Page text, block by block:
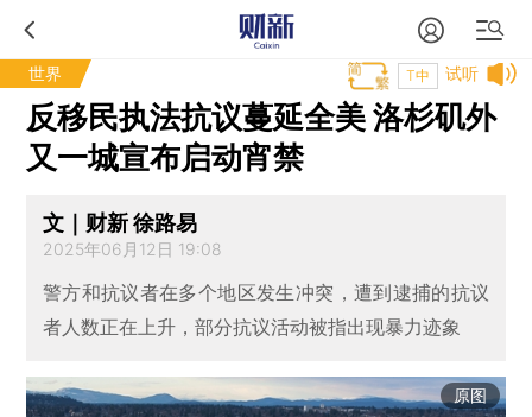
世界 试听
T中
反移民执法抗议蔓延全美 洛杉矶外
又一城宣布启动宵禁
文｜财新 徐路易
2025年06月12日 19:08
警方和抗议者在多个地区发生冲突，遭到逮捕的抗议
者人数正在上升，部分抗议活动被指出现暴力迹象
原图